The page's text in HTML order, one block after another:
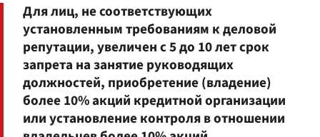
Для лиц, не соответствующих
установленным требованиям к деловой
репутации, увеличен с 5 до 10 лет срок
запрета на занятие руководящих
должностей, приобретение (владение)
более 10% акций кредитной организации
или установление контроля в отношении